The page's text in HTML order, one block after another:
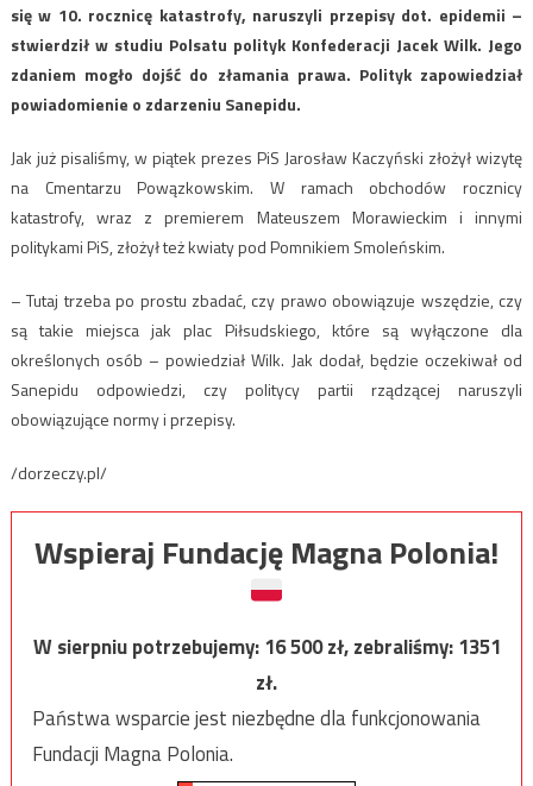
się w 10. rocznicę katastrofy, naruszyli przepisy dot. epidemii –
stwierdził w studiu Polsatu polityk Konfederacji Jacek Wilk. Jego
zdaniem mogło dojść do złamania prawa. Polityk zapowiedział
powiadomienie o zdarzeniu Sanepidu.
Jak już pisaliśmy, w piątek prezes PiS Jarosław Kaczyński złożył wizytę
na Cmentarzu Powązkowskim. W ramach obchodów rocznicy
katastrofy, wraz z premierem Mateuszem Morawieckim i innymi
politykami PiS, złożył też kwiaty pod Pomnikiem Smoleńskim.
– Tutaj trzeba po prostu zbadać, czy prawo obowiązuje wszędzie, czy
są takie miejsca jak plac Piłsudskiego, które są wyłączone dla
określonych osób – powiedział Wilk. Jak dodał, będzie oczekiwał od
Sanepidu odpowiedzi, czy politycy partii rządzącej naruszyli
obowiązujące normy i przepisy.
/dorzeczy.pl/
Wspieraj Fundację Magna Polonia!
W sierpniu potrzebujemy:16 500zł, zebraliśmy:1351
zł.
Państwa wsparcie jest niezbędne dla funkcjonowania
Fundacji Magna Polonia.